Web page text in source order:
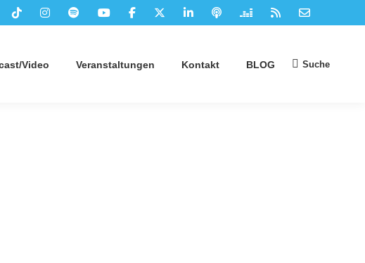
Video Veranstaltungen Kontakt BLOG Suchen:
Suche